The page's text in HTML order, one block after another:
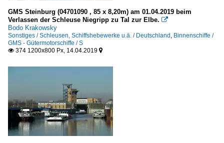
GMS Steinburg (04701090 , 85 x 8,20m) am 01.04.2019 beim
Verlassen der Schleuse Niegripp zu Tal zur Elbe. 
Bodo Krakowsky
Sonstiges / Schleusen, Schiffshebewerke u.ä. / Deutschland Binnenschiffe /
GMS - Gütermotorschiffe / S
 374 1200x800 Px, 14.04.2019 